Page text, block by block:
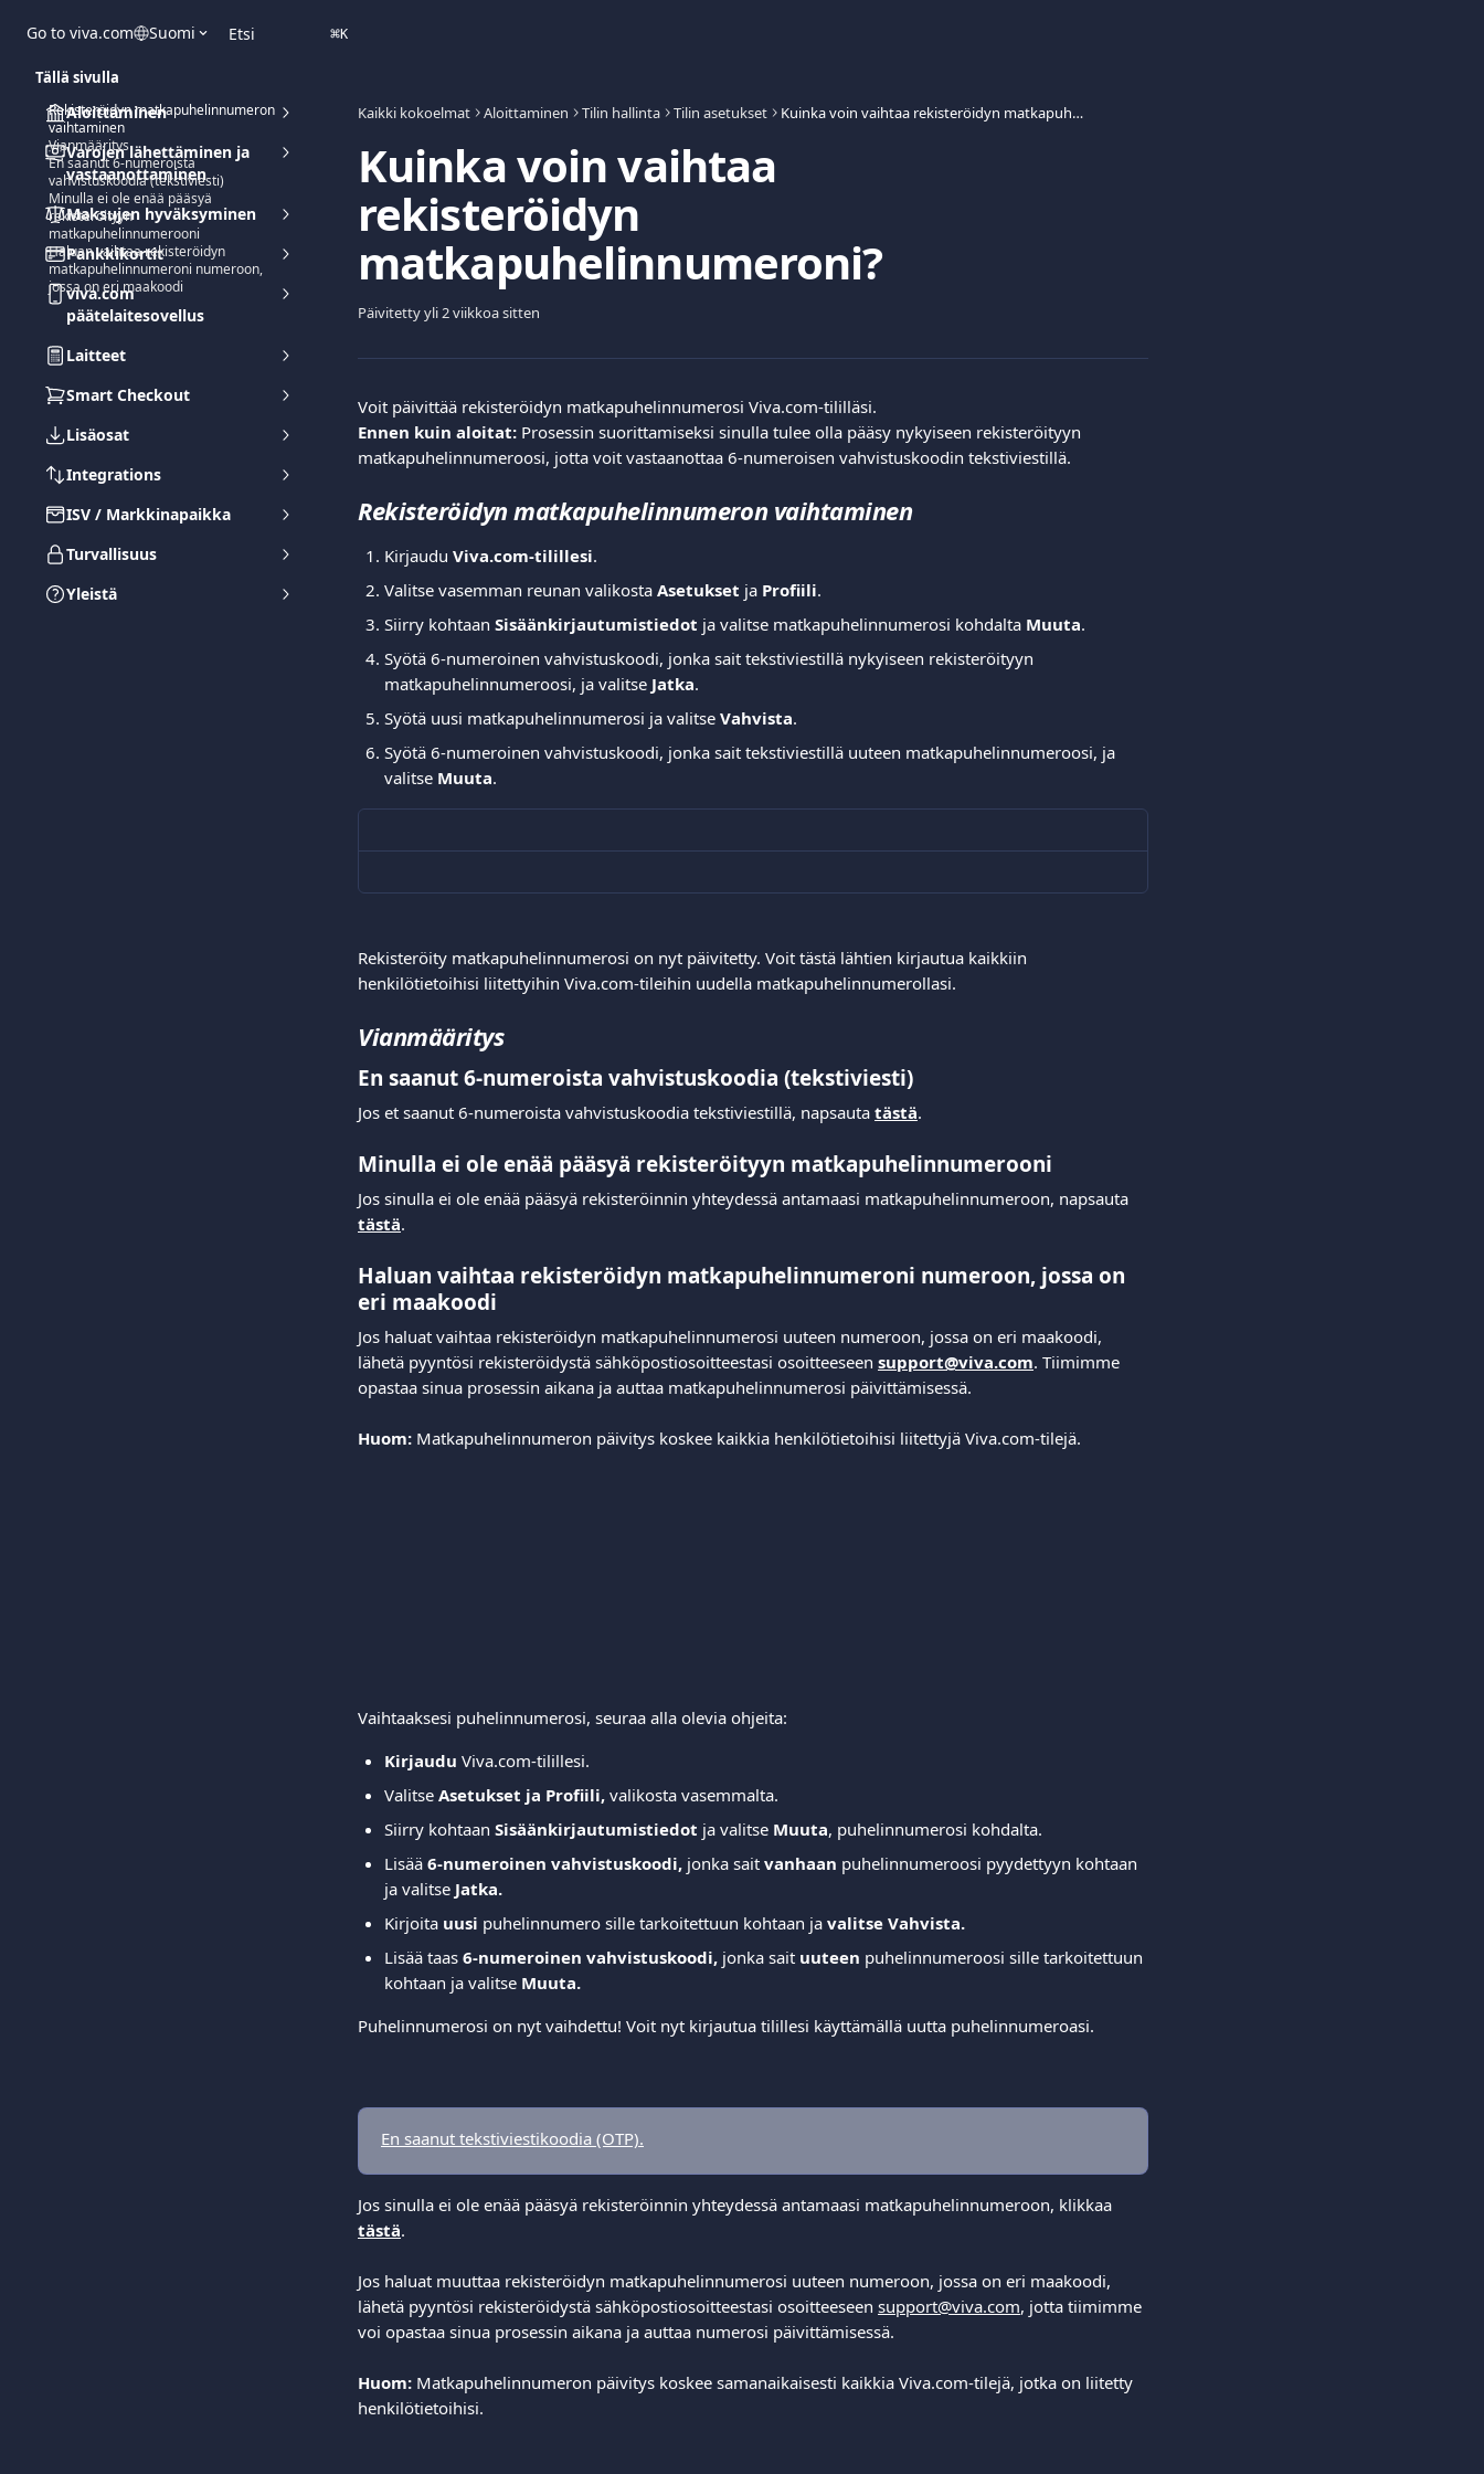
Go to viva.com Suomi Etsi ⌘K
Aloittaminen
Varojen lähettäminen ja
vastaanottaminen
Maksujen hyväksyminen
Pankkikortit
viva.com
päätelaitesovellus
Laitteet
Smart Checkout
Lisäosat
Integrations
ISV / Markkinapaikka
Turvallisuus
Yleistä
Kaikki kokoelmat Aloittaminen Tilin hallinta Tilin asetukset Kuinka voin vaihtaa rekisteröidyn matkapuhelinnumeroni?
Kuinka voin vaihtaa
rekisteröidyn
matkapuhelinnumeroni?
Päivitetty yli 2 viikkoa sitten
Voit päivittää rekisteröidyn matkapuhelinnumerosi Viva.com-tililläsi.
Ennen kuin aloitat: Prosessin suorittamiseksi sinulla tulee olla pääsy nykyiseen rekisteröityyn
matkapuhelinnumeroosi, jotta voit vastaanottaa 6-numeroisen vahvistuskoodin tekstiviestillä.
Rekisteröidyn matkapuhelinnumeron vaihtaminen
Kirjaudu Viva.com-tilillesi.
Valitse vasemman reunan valikosta Asetukset ja Profiili.
Siirry kohtaan Sisäänkirjautumistiedot ja valitse matkapuhelinnumerosi kohdalta Muuta.
Syötä 6-numeroinen vahvistuskoodi, jonka sait tekstiviestillä nykyiseen rekisteröityyn
matkapuhelinnumeroosi, ja valitse Jatka.
Syötä uusi matkapuhelinnumerosi ja valitse Vahvista.
Syötä 6-numeroinen vahvistuskoodi, jonka sait tekstiviestillä uuteen matkapuhelinnumeroosi, ja
valitse Muuta.
Rekisteröity matkapuhelinnumerosi on nyt päivitetty. Voit tästä lähtien kirjautua kaikkiin
henkilötietoihisi liitettyihin Viva.com-tileihin uudella matkapuhelinnumerollasi.
Vianmääritys
En saanut 6-numeroista vahvistuskoodia (tekstiviesti)
Jos et saanut 6-numeroista vahvistuskoodia tekstiviestillä, napsauta tästä.
Minulla ei ole enää pääsyä rekisteröityyn matkapuhelinnumerooni
Jos sinulla ei ole enää pääsyä rekisteröinnin yhteydessä antamaasi matkapuhelinnumeroon, napsauta
tästä.
Haluan vaihtaa rekisteröidyn matkapuhelinnumeroni numeroon, jossa on
eri maakoodi
Jos haluat vaihtaa rekisteröidyn matkapuhelinnumerosi uuteen numeroon, jossa on eri maakoodi,
lähetä pyyntösi rekisteröidystä sähköpostiosoitteestasi osoitteeseen support@viva.com. Tiimimme
opastaa sinua prosessin aikana ja auttaa matkapuhelinnumerosi päivittämisessä.
Huom: Matkapuhelinnumeron päivitys koskee kaikkia henkilötietoihisi liitettyjä Viva.com-tilejä.
Vaihtaaksesi puhelinnumerosi, seuraa alla olevia ohjeita:
Kirjaudu Viva.com-tilillesi.
Valitse Asetukset ja Profiili, valikosta vasemmalta.
Siirry kohtaan Sisäänkirjautumistiedot ja valitse Muuta, puhelinnumerosi kohdalta.
Lisää 6-numeroinen vahvistuskoodi, jonka sait vanhaan puhelinnumeroosi pyydettyyn kohtaan
ja valitse Jatka.
Kirjoita uusi puhelinnumero sille tarkoitettuun kohtaan ja valitse Vahvista.
Lisää taas 6-numeroinen vahvistuskoodi, jonka sait uuteen puhelinnumeroosi sille tarkoitettuun
kohtaan ja valitse Muuta.
Puhelinnumerosi on nyt vaihdettu! Voit nyt kirjautua tilillesi käyttämällä uutta puhelinnumeroasi.
En saanut tekstiviestikoodia (OTP).
Jos sinulla ei ole enää pääsyä rekisteröinnin yhteydessä antamaasi matkapuhelinnumeroon, klikkaa
tästä.
Jos haluat muuttaa rekisteröidyn matkapuhelinnumerosi uuteen numeroon, jossa on eri maakoodi,
lähetä pyyntösi rekisteröidystä sähköpostiosoitteestasi osoitteeseen support@viva.com, jotta tiimimme
voi opastaa sinua prosessin aikana ja auttaa numerosi päivittämisessä.
Huom: Matkapuhelinnumeron päivitys koskee samanaikaisesti kaikkia Viva.com-tilejä, jotka on liitetty
henkilötietoihisi.
Tällä sivulla
Rekisteröidyn matkapuhelinnumeron
vaihtaminen
Vianmääritys
En saanut 6-numeroista
vahvistuskoodia (tekstiviesti)
Minulla ei ole enää pääsyä
rekisteröityyn
matkapuhelinnumerooni
Haluan vaihtaa rekisteröidyn
matkapuhelinnumeroni numeroon,
jossa on eri maakoodi